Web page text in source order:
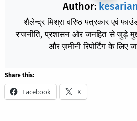
Author:
शैलेन्द्र मिश्रा वरिष्ठ पत्रकार एवं
राजनीति, प्रशासन और जनहित से जुड़े
और ज़मीनी रिपोर्टिंग के लिए
Share this:
Facebook X